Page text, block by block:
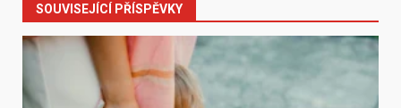
SOUVISEJÍCÍ PŘÍSPĚVKY